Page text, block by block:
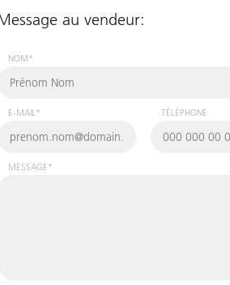
au vendeur:
NOM*
E-MAIL* TÉLÉPHONE
MESSAGE*